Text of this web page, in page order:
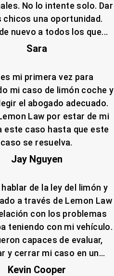
No lo intente solo. Dar
chicos una oportunidad.
nuevo a todos los que...
Sara
mi primera vez para
mi caso de limón coche y
el abogado adecuado.
Law por estar de mi
este caso hasta que este
caso se resuelva.
Jay Nguyen
de la ley del limón y
a través de Lemon Law
con los problemas
teniendo con mi vehículo.
capaces de evaluar,
y cerrar mi caso en un...
Kevin Cooper